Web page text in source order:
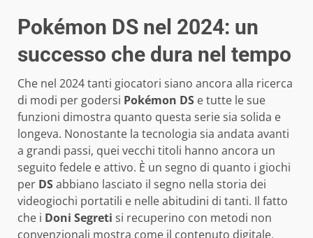
Pokémon DS nel 2024: un
successo che dura nel tempo
Che nel 2024 tanti giocatori siano ancora alla ricerca
di modi per godersi Pokémon DS e tutte le sue
funzioni dimostra quanto questa serie sia solida e
longeva. Nonostante la tecnologia sia andata avanti
a grandi passi, quei vecchi titoli hanno ancora un
seguito fedele e attivo. È un segno di quanto i giochi
per DSabbiano lasciato il segno nella storia dei
videogiochi portatili e nelle abitudini di tanti. Il fatto
che i Doni Segreti si recuperino con metodi non
convenzionali mostra come il contenuto digitale,